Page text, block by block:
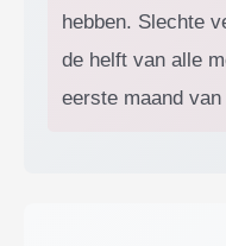
hebben. Slechte
de helft van alle
eerste maand